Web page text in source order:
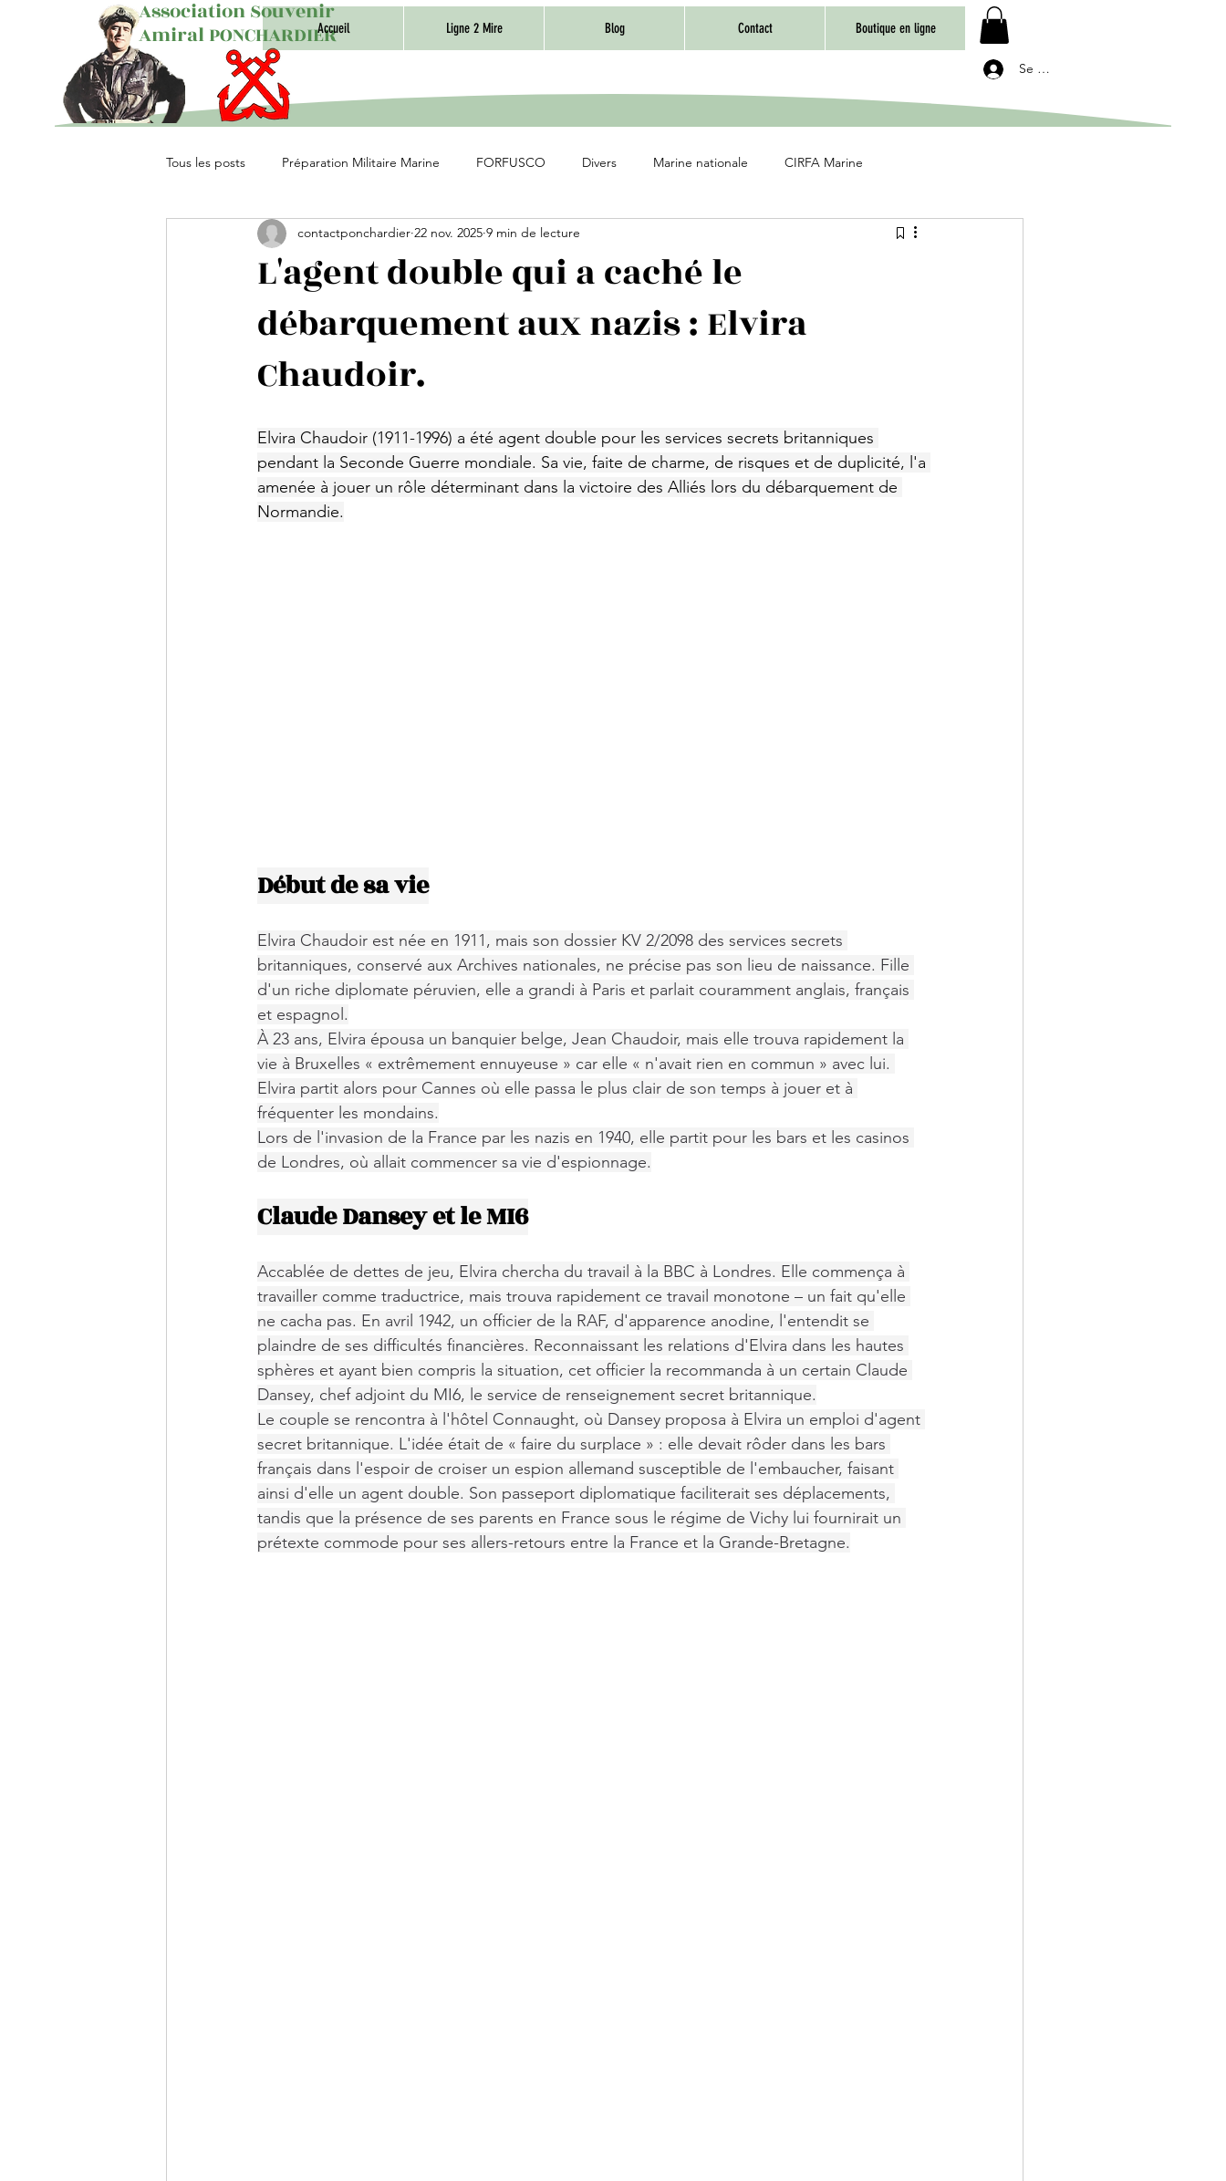
Association Souvenir
Amiral PONCHARDIER
Accueil Ligne 2 Mire Blog Contact Boutique en ligne
Se connecter
Tous les posts Préparation Militaire Marine FORFUSCO Divers Marine nationale CIRFA Marine
Unités Parachutistes
L'agent double qui a caché le
débarquement aux nazis : Elvira
Chaudoir.
contactponchardier 22 nov. 2025 9 min de lecture
Elvira Chaudoir (1911-1996) a été agent double pour les services secrets britanniques
pendant la Seconde Guerre mondiale. Sa vie, faite de charme, de risques et de duplicité, l'a
amenée à jouer un rôle déterminant dans la victoire des Alliés lors du débarquement de
Normandie.
Début de sa vie
Elvira Chaudoir est née en 1911, mais son dossier KV 2/2098 des services secrets
britanniques, conservé aux Archives nationales, ne précise pas son lieu de naissance. Fille
d'un riche diplomate péruvien, elle a grandi à Paris et parlait couramment anglais, français
et espagnol.
À 23 ans, Elvira épousa un banquier belge, Jean Chaudoir, mais elle trouva rapidement la
vie à Bruxelles « extrêmement ennuyeuse » car elle « n'avait rien en commun » avec lui.
Elvira partit alors pour Cannes où elle passa le plus clair de son temps à jouer et à
fréquenter les mondains.
Lors de l'invasion de la France par les nazis en 1940, elle partit pour les bars et les casinos
de Londres, où allait commencer sa vie d'espionnage.
Claude Dansey et le MI6
Accablée de dettes de jeu, Elvira chercha du travail à la BBC à Londres. Elle commença à
travailler comme traductrice, mais trouva rapidement ce travail monotone – un fait qu'elle
ne cacha pas. En avril 1942, un officier de la RAF, d'apparence anodine, l'entendit se
plaindre de ses difficultés financières. Reconnaissant les relations d'Elvira dans les hautes
sphères et ayant bien compris la situation, cet officier la recommanda à un certain Claude
Dansey, chef adjoint du MI6, le service de renseignement secret britannique.
Le couple se rencontra à l'hôtel Connaught, où Dansey proposa à Elvira un emploi d'agent
secret britannique. L'idée était de « faire du surplace » : elle devait rôder dans les bars
français dans l'espoir de croiser un espion allemand susceptible de l'embaucher, faisant
ainsi d'elle un agent double. Son passeport diplomatique faciliterait ses déplacements,
tandis que la présence de ses parents en France sous le régime de Vichy lui fournirait un
prétexte commode pour ses allers-retours entre la France et la Grande-Bretagne.